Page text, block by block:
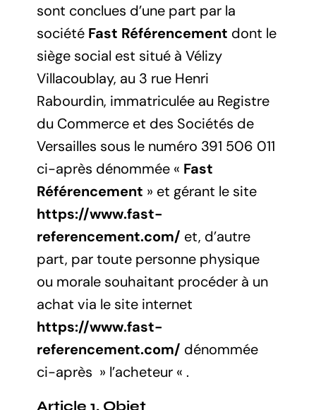
sont conclues d’une part par la
société Fast Référencement dont le
siège social est situé à Vélizy
Villacoublay, au 3 rue Henri
Rabourdin, immatriculée au Registre
du Commerce et des Sociétés de
Versailles sous le numéro 391 506 011
ci-après dénommée « Fast
Référencement » et gérant le site
https://www.fast-
referencement.com/ et, d’autre
part, par toute personne physique
ou morale souhaitant procéder à un
achat via le site internet
https://www.fast-
referencement.com/ dénommée
ci-après » l’acheteur « .
Article 1. Objet